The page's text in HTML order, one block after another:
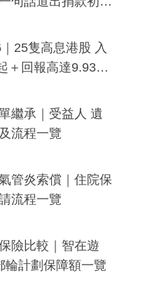
騙手段
25隻高息港股 入
＋回報高達9.93
繼承｜受益人 遺
流程一覽
管炎索償｜住院保
流程一覽
險比較｜智在遊
輪計劃保障額一覽